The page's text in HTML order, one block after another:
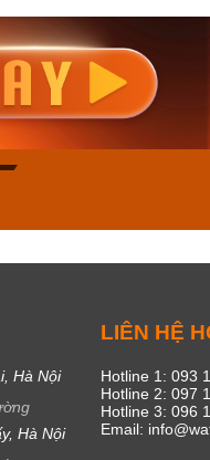
AQ-
Hà Nội
Hà Nội
LIÊN HỆ
Hotline 1: 093
Hotline 2: 097
Hotline 3: 096
Email: